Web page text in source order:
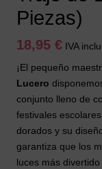
Piezas)
18,95 € IVA
¡El pequeño
Lucero
conjunto lleno de
festivales
dorados y su
garantiza que los
luces más divertido